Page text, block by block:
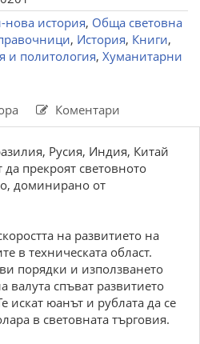
история, Обща световна
, История, Книги,
и политология, Хуманитарни
Коментари
Русия, Индия, Китай
прекроят световното
доминирано от
на развитието на
в техническата област.
порядки и използването
валута спъват развитието
искат юанът и рублата да се
в световната търговия.